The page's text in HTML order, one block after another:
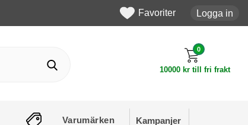
Favoriter Logga in
0
10000 kr till fri frakt
Varumärken Kampanjer